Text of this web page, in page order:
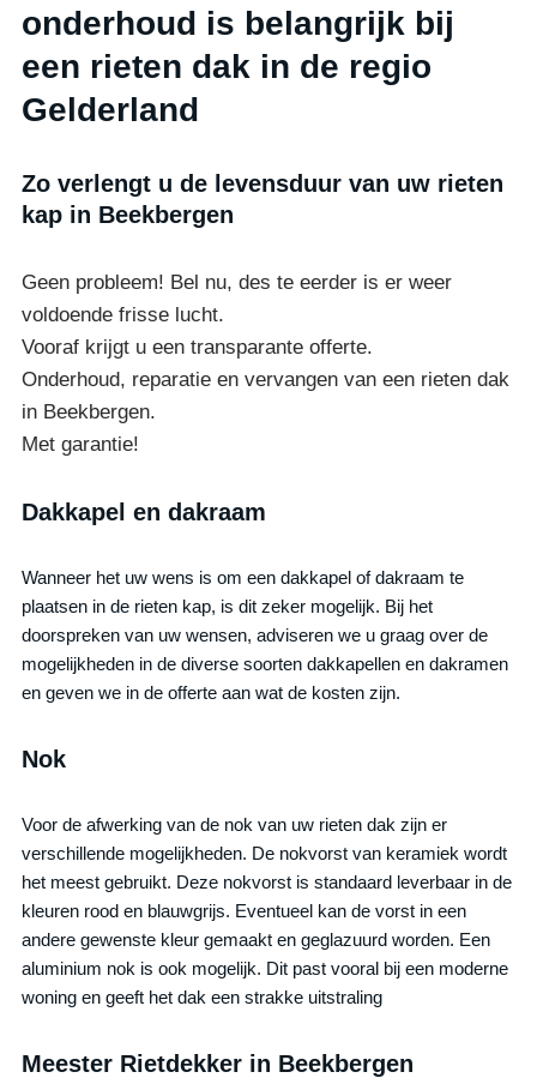
onderhoud is belangrijk bij
een rieten dak in de regio
Gelderland
Zo verlengt u de levensduur van uw rieten
kap in Beekbergen
Geen probleem! Bel nu, des te eerder is er weer
voldoende frisse lucht.
Vooraf krijgt u een transparante offerte.
Onderhoud, reparatie en vervangen van een rieten dak
in Beekbergen.
Met garantie!
Dakkapel en dakraam
Wanneer het uw wens is om een dakkapel of dakraam te
plaatsen in de rieten kap, is dit zeker mogelijk. Bij het
doorspreken van uw wensen, adviseren we u graag over de
mogelijkheden in de diverse soorten dakkapellen en dakramen
en geven we in de offerte aan wat de kosten zijn.
Nok
Voor de afwerking van de nok van uw rieten dak zijn er
verschillende mogelijkheden. De nokvorst van keramiek wordt
het meest gebruikt. Deze nokvorst is standaard leverbaar in de
kleuren rood en blauwgrijs. Eventueel kan de vorst in een
andere gewenste kleur gemaakt en geglazuurd worden. Een
aluminium nok is ook mogelijk. Dit past vooral bij een moderne
woning en geeft het dak een strakke uitstraling
Meester Rietdekker in Beekbergen